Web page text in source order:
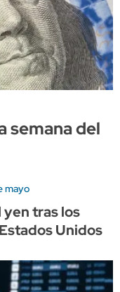
semana del
mayo
tras los
Unidos